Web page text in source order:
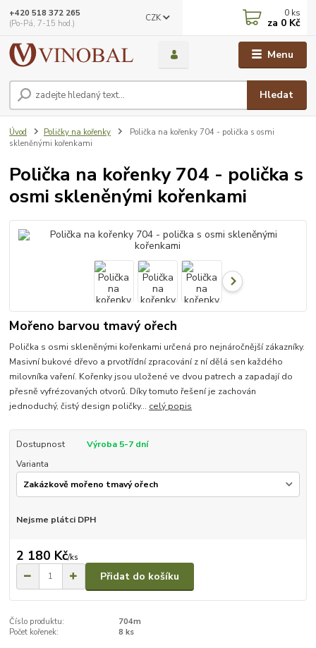
Menu
CZK
Hledat
+420 518 372 265
(Po-Pá, 7-15 hod.)
0 ks
za 0 Kč
Úvod Poličky na kořenky
Polička na kořenky 704 - polička s osmi
skleněnými kořenkami
Polička na kořenky 704 - polička s
osmi skleněnými kořenkami
Mořeno barvou tmavý ořech
Polička s osmi skleněnými kořenkami určená pro nejnáročnější zákazníky.
Masivní bukové dřevo a prvotřídní zpracování z ní dělá sen každého
milovníka vaření. Kořenky jsou uložené ve dvou patrech a zapadají do
přesně vyfrézovaných otvorů. Díky tomuto řešení je zachován
jednoduchý, čistý design poličky... celý popis
Dostupnost
Výroba 5-7 dní
Varianta
Nejsme plátci DPH
2 180 Kč/ks
Přidat do košíku
Číslo produktu:
704m
Počet kořenek:
8 ks